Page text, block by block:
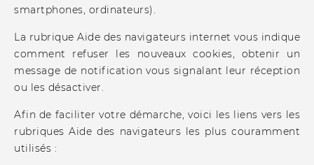
smartphones, ordinateurs).
La rubrique Aide des navigateurs internet vous indique
comment refuser les nouveaux cookies, obtenir un
message de notification vous signalant leur réception
ou les désactiver.
Afin de faciliter votre démarche, voici les liens vers les
rubriques Aide des navigateurs les plus couramment
utilisés :